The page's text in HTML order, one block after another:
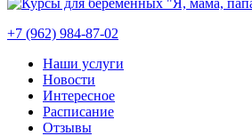
+7 (962) 984-87-02
Наши услуги
Новости
Интересное
Расписание
Отзывы